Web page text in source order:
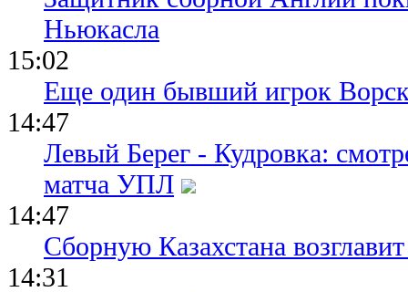
Ньюкасла
15:02
Еще один бывший игрок
14:47
Левый Берег - Кудровка:
матча УПЛ
14:47
Сборную Казахстана
14:31